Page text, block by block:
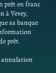
prêt en franc
à Vevey,
sa banque
prêt.
annulation